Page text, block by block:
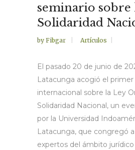
seminario sobre
Solidaridad
by Fibgar Artículos
El pasado 20 de junio de
Latacunga acogió el
internacional sobre la Ley
Solidaridad Nacional, un
por la Universidad
Latacunga, que congregó
expertos del ámbito